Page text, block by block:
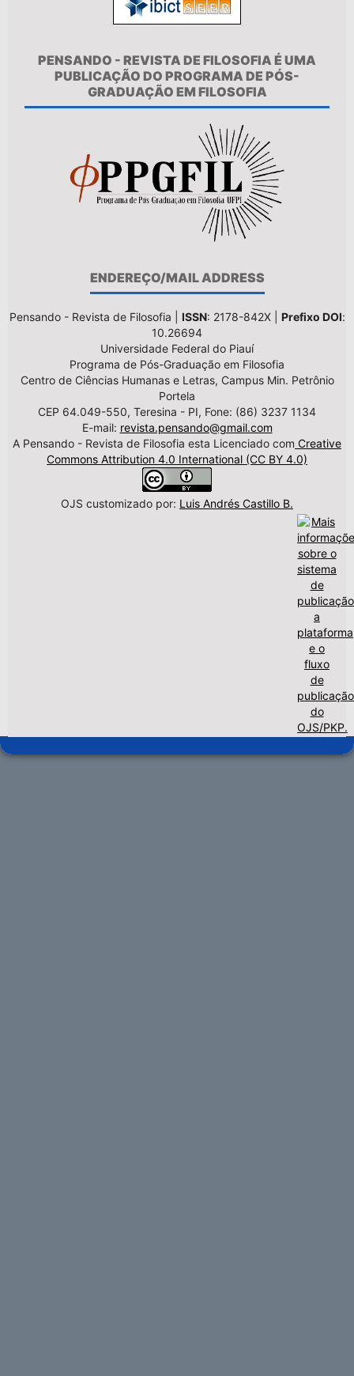
PENSANDO - REVISTA DE FILOSOFIA É UMA
PUBLICAÇÃO DO PROGRAMA DE PÓS-
GRADUAÇÃO EM FILOSOFIA
ENDEREÇO/MAIL ADDRESS
Pensando - Revista de Filosofia | ISSN: 2178-842X | Prefixo DOI:
10.26694
Universidade Federal do Piauí
Programa de Pós-Graduação em Filosofia
Centro de Ciências Humanas e Letras, Campus Min. Petrônio
Portela
CEP 64.049-550, Teresina - PI, Fone: (86) 3237 1134
E-mail: revista.pensando@gmail.com
A Pensando - Revista de Filosofia esta Licenciado com Creative
Commons Attribution 4.0 International (CC BY 4.0)
OJS customizado por: Luis Andrés Castillo B.